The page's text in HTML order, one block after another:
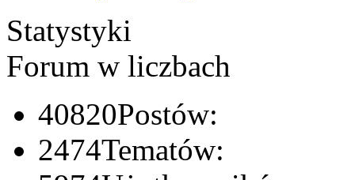
Statystyki
Forum w liczbach
40820Postów:
2474Tematów: